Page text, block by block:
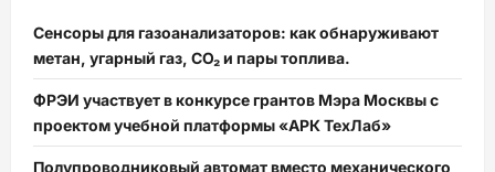
волатильности
и
что
ждать
в
2026
году
Сенсоры для газоанализаторов: как обнаруживают
метан, угарный газ, CO₂ и пары топлива.
ФРЭИ участвует в конкурсе грантов Мэра Москвы с
проектом учебной платформы «АРК ТехЛаб»
Полупроводниковый автомат вместо механического